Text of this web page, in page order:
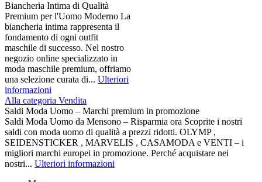
Biancheria Intima di Qualità
Premium per l'Uomo Moderno La
biancheria intima rappresenta il
fondamento di ogni outfit
maschile di successo. Nel nostro
negozio online specializzato in
moda maschile premium, offriamo
una selezione curata di... Ulteriori
informazioni
Alla categoria Vendita
Saldi Moda Uomo – Marchi premium in promozione
Saldi Moda Uomo da Mensono – Risparmia ora Scoprite i nostri
saldi con moda uomo di qualità a prezzi ridotti. OLYMP ,
SEIDENSTICKER , MARVELIS , CASAMODA e VENTI – i
migliori marchi europei in promozione. Perché acquistare nei
nostri... Ulteriori informazioni